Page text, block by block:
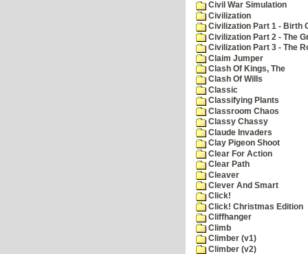
Civil War Simulation
Civilization
Civilization Part 1 - Birth
Civilization Part 2 - The
Civilization Part 3 - The
Claim Jumper
Clash Of Kings, The
Clash Of Wills
Classic
Classifying Plants
Classroom Chaos
Classy Chassy
Claude Invaders
Clay Pigeon Shoot
Clear For Action
Clear Path
Cleaver
Clever And Smart
Click!
Click! Christmas Edition
Cliffhanger
Climb
Climber (v1)
Climber (v2)